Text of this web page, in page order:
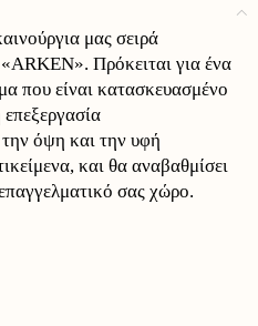
μας σειρά
Πρόκειται για ένα
είναι κατασκευασμένο
όψη και την υφή
και θα αναβαθμίσει
σας χώρο.